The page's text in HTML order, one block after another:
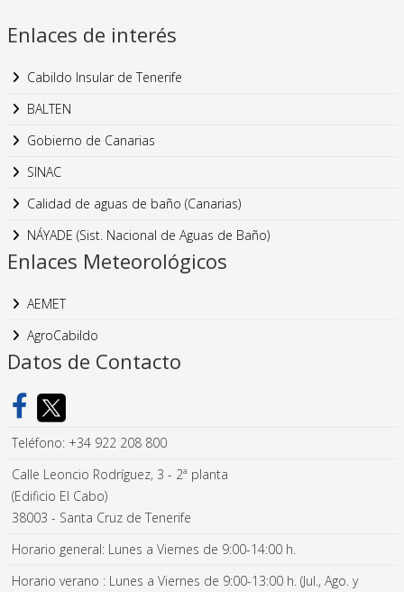
Enlaces de interés
Cabildo Insular de Tenerife
BALTEN
Gobierno de Canarias
SINAC
Calidad de aguas de baño (Canarias)
NÁYADE (Sist. Nacional de Aguas de Baño)
Enlaces Meteorológicos
AEMET
AgroCabildo
Datos de Contacto
Teléfono: +34 922 208 800
Calle Leoncio Rodríguez, 3 - 2ª planta
(Edificio El Cabo)
38003 - Santa Cruz de Tenerife
Horario general: Lunes a Viernes de 9:00-14:00 h.
Horario verano : Lunes a Viernes de 9:00-13:00 h. (Jul., Ago. y